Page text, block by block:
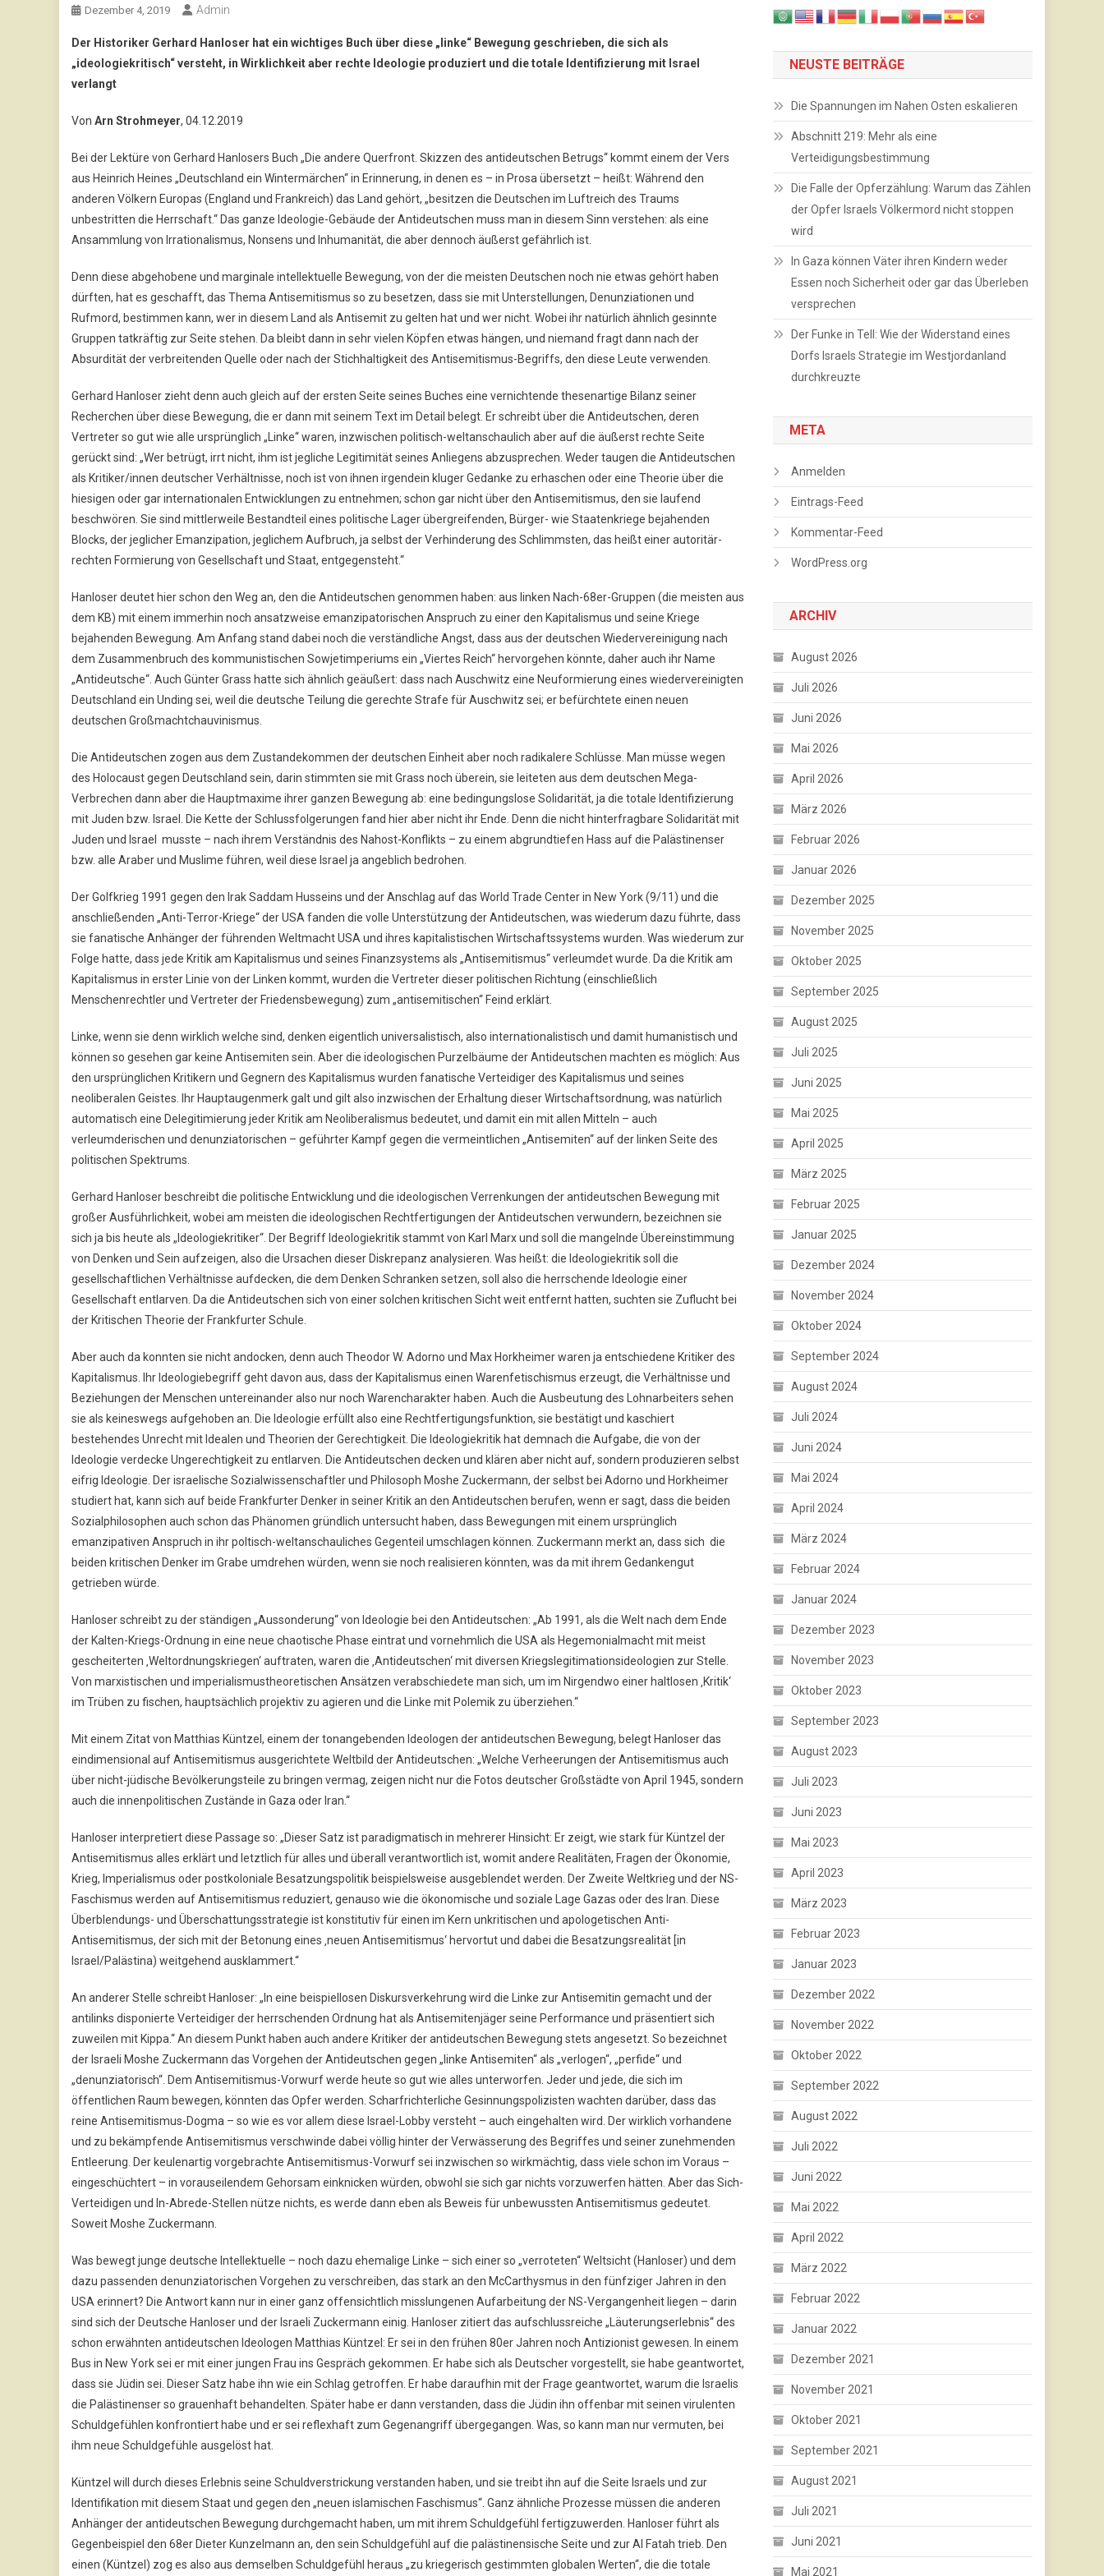
Dezember 4, 2019 Admin
Der Historiker Gerhard Hanloser hat ein wichtiges Buch über diese „linke“ Bewegung geschrieben, die sich als
„ideologiekritisch“ versteht, in Wirklichkeit aber rechte Ideologie produziert und die totale Identifizierung mit Israel
verlangt
Von Arn Strohmeyer, 04.12.2019
Bei der Lektüre von Gerhard Hanlosers Buch „Die andere Querfront. Skizzen des antideutschen Betrugs“ kommt einem der Vers
aus Heinrich Heines „Deutschland ein Wintermärchen“ in Erinnerung, in denen es – in Prosa übersetzt – heißt: Während den
anderen Völkern Europas (England und Frankreich) das Land gehört, „besitzen die Deutschen im Luftreich des Traums
unbestritten die Herrschaft.“ Das ganze Ideologie-Gebäude der Antideutschen muss man in diesem Sinn verstehen: als eine
Ansammlung von Irrationalismus, Nonsens und Inhumanität, die aber dennoch äußerst gefährlich ist.
Denn diese abgehobene und marginale intellektuelle Bewegung, von der die meisten Deutschen noch nie etwas gehört haben
dürften, hat es geschafft, das Thema Antisemitismus so zu besetzen, dass sie mit Unterstellungen, Denunziationen und
Rufmord, bestimmen kann, wer in diesem Land als Antisemit zu gelten hat und wer nicht. Wobei ihr natürlich ähnlich gesinnte
Gruppen tatkräftig zur Seite stehen. Da bleibt dann in sehr vielen Köpfen etwas hängen, und niemand fragt dann nach der
Absurdität der verbreitenden Quelle oder nach der Stichhaltigkeit des Antisemitismus-Begriffs, den diese Leute verwenden.
Gerhard Hanloser zieht denn auch gleich auf der ersten Seite seines Buches eine vernichtende thesenartige Bilanz seiner
Recherchen über diese Bewegung, die er dann mit seinem Text im Detail belegt. Er schreibt über die Antideutschen, deren
Vertreter so gut wie alle ursprünglich „Linke“ waren, inzwischen politisch-weltanschaulich aber auf die äußerst rechte Seite
gerückt sind: „Wer betrügt, irrt nicht, ihm ist jegliche Legitimität seines Anliegens abzusprechen. Weder taugen die Antideutschen
als Kritiker/innen deutscher Verhältnisse, noch ist von ihnen irgendein kluger Gedanke zu erhaschen oder eine Theorie über die
hiesigen oder gar internationalen Entwicklungen zu entnehmen; schon gar nicht über den Antisemitismus, den sie laufend
beschwören. Sie sind mittlerweile Bestandteil eines politische Lager übergreifenden, Bürger- wie Staatenkriege bejahenden
Blocks, der jeglicher Emanzipation, jeglichem Aufbruch, ja selbst der Verhinderung des Schlimmsten, das heißt einer autoritär-
rechten Formierung von Gesellschaft und Staat, entgegensteht.“
Hanloser deutet hier schon den Weg an, den die Antideutschen genommen haben: aus linken Nach-68er-Gruppen (die meisten aus
dem KB) mit einem immerhin noch ansatzweise emanzipatorischen Anspruch zu einer den Kapitalismus und seine Kriege
bejahenden Bewegung. Am Anfang stand dabei noch die verständliche Angst, dass aus der deutschen Wiedervereinigung nach
dem Zusammenbruch des kommunistischen Sowjetimperiums ein „Viertes Reich“ hervorgehen könnte, daher auch ihr Name
„Antideutsche“. Auch Günter Grass hatte sich ähnlich geäußert: dass nach Auschwitz eine Neuformierung eines wiedervereinigten
Deutschland ein Unding sei, weil die deutsche Teilung die gerechte Strafe für Auschwitz sei; er befürchtete einen neuen
deutschen Großmachtchauvinismus.
Die Antideutschen zogen aus dem Zustandekommen der deutschen Einheit aber noch radikalere Schlüsse. Man müsse wegen
des Holocaust gegen Deutschland sein, darin stimmten sie mit Grass noch überein, sie leiteten aus dem deutschen Mega-
Verbrechen dann aber die Hauptmaxime ihrer ganzen Bewegung ab: eine bedingungslose Solidarität, ja die totale Identifizierung
mit Juden bzw. Israel. Die Kette der Schlussfolgerungen fand hier aber nicht ihr Ende. Denn die nicht hinterfragbare Solidarität mit
Juden und Israel musste – nach ihrem Verständnis des Nahost-Konflikts – zu einem abgrundtiefen Hass auf die Palästinenser
bzw. alle Araber und Muslime führen, weil diese Israel ja angeblich bedrohen.
Der Golfkrieg 1991 gegen den Irak Saddam Husseins und der Anschlag auf das World Trade Center in New York (9/11) und die
anschließenden „Anti-Terror-Kriege“ der USA fanden die volle Unterstützung der Antideutschen, was wiederum dazu führte, dass
sie fanatische Anhänger der führenden Weltmacht USA und ihres kapitalistischen Wirtschaftssystems wurden. Was wiederum zur
Folge hatte, dass jede Kritik am Kapitalismus und seines Finanzsystems als „Antisemitismus“ verleumdet wurde. Da die Kritik am
Kapitalismus in erster Linie von der Linken kommt, wurden die Vertreter dieser politischen Richtung (einschließlich
Menschenrechtler und Vertreter der Friedensbewegung) zum „antisemitischen“ Feind erklärt.
Linke, wenn sie denn wirklich welche sind, denken eigentlich universalistisch, also internationalistisch und damit humanistisch und
können so gesehen gar keine Antisemiten sein. Aber die ideologischen Purzelbäume der Antideutschen machten es möglich: Aus
den ursprünglichen Kritikern und Gegnern des Kapitalismus wurden fanatische Verteidiger des Kapitalismus und seines
neoliberalen Geistes. Ihr Hauptaugenmerk galt und gilt also inzwischen der Erhaltung dieser Wirtschaftsordnung, was natürlich
automatisch eine Delegitimierung jeder Kritik am Neoliberalismus bedeutet, und damit ein mit allen Mitteln – auch
verleumderischen und denunziatorischen – geführter Kampf gegen die vermeintlichen „Antisemiten“ auf der linken Seite des
politischen Spektrums.
Gerhard Hanloser beschreibt die politische Entwicklung und die ideologischen Verrenkungen der antideutschen Bewegung mit
großer Ausführlichkeit, wobei am meisten die ideologischen Rechtfertigungen der Antideutschen verwundern, bezeichnen sie
sich ja bis heute als „Ideologiekritiker“. Der Begriff Ideologiekritik stammt von Karl Marx und soll die mangelnde Übereinstimmung
von Denken und Sein aufzeigen, also die Ursachen dieser Diskrepanz analysieren. Was heißt: die Ideologiekritik soll die
gesellschaftlichen Verhältnisse aufdecken, die dem Denken Schranken setzen, soll also die herrschende Ideologie einer
Gesellschaft entlarven. Da die Antideutschen sich von einer solchen kritischen Sicht weit entfernt hatten, suchten sie Zuflucht bei
der Kritischen Theorie der Frankfurter Schule.
Aber auch da konnten sie nicht andocken, denn auch Theodor W. Adorno und Max Horkheimer waren ja entschiedene Kritiker des
Kapitalismus. Ihr Ideologiebegriff geht davon aus, dass der Kapitalismus einen Warenfetischismus erzeugt, die Verhältnisse und
Beziehungen der Menschen untereinander also nur noch Warencharakter haben. Auch die Ausbeutung des Lohnarbeiters sehen
sie als keineswegs aufgehoben an. Die Ideologie erfüllt also eine Rechtfertigungsfunktion, sie bestätigt und kaschiert
bestehendes Unrecht mit Idealen und Theorien der Gerechtigkeit. Die Ideologiekritik hat demnach die Aufgabe, die von der
Ideologie verdecke Ungerechtigkeit zu entlarven. Die Antideutschen decken und klären aber nicht auf, sondern produzieren selbst
eifrig Ideologie. Der israelische Sozialwissenschaftler und Philosoph Moshe Zuckermann, der selbst bei Adorno und Horkheimer
studiert hat, kann sich auf beide Frankfurter Denker in seiner Kritik an den Antideutschen berufen, wenn er sagt, dass die beiden
Sozialphilosophen auch schon das Phänomen gründlich untersucht haben, dass Bewegungen mit einem ursprünglich
emanzipativen Anspruch in ihr poltisch-weltanschauliches Gegenteil umschlagen können. Zuckermann merkt an, dass sich die
beiden kritischen Denker im Grabe umdrehen würden, wenn sie noch realisieren könnten, was da mit ihrem Gedankengut
getrieben würde.
Hanloser schreibt zu der ständigen „Aussonderung“ von Ideologie bei den Antideutschen: „Ab 1991, als die Welt nach dem Ende
der Kalten-Kriegs-Ordnung in eine neue chaotische Phase eintrat und vornehmlich die USA als Hegemonialmacht mit meist
gescheiterten ‚Weltordnungskriegen‘ auftraten, waren die ‚Antideutschen‘ mit diversen Kriegslegitimationsideologien zur Stelle.
Von marxistischen und imperialismustheoretischen Ansätzen verabschiedete man sich, um im Nirgendwo einer haltlosen ‚Kritik‘
im Trüben zu fischen, hauptsächlich projektiv zu agieren und die Linke mit Polemik zu überziehen.“
Mit einem Zitat von Matthias Küntzel, einem der tonangebenden Ideologen der antideutschen Bewegung, belegt Hanloser das
eindimensional auf Antisemitismus ausgerichtete Weltbild der Antideutschen: „Welche Verheerungen der Antisemitismus auch
über nicht-jüdische Bevölkerungsteile zu bringen vermag, zeigen nicht nur die Fotos deutscher Großstädte von April 1945, sondern
auch die innenpolitischen Zustände in Gaza oder Iran.“
Hanloser interpretiert diese Passage so: „Dieser Satz ist paradigmatisch in mehrerer Hinsicht: Er zeigt, wie stark für Küntzel der
Antisemitismus alles erklärt und letztlich für alles und überall verantwortlich ist, womit andere Realitäten, Fragen der Ökonomie,
Krieg, Imperialismus oder postkoloniale Besatzungspolitik beispielsweise ausgeblendet werden. Der Zweite Weltkrieg und der NS-
Faschismus werden auf Antisemitismus reduziert, genauso wie die ökonomische und soziale Lage Gazas oder des Iran. Diese
Überblendungs- und Überschattungsstrategie ist konstitutiv für einen im Kern unkritischen und apologetischen Anti-
Antisemitismus, der sich mit der Betonung eines ‚neuen Antisemitismus‘ hervortut und dabei die Besatzungsrealität [in
Israel/Palästina) weitgehend ausklammert.“
An anderer Stelle schreibt Hanloser: „In eine beispiellosen Diskursverkehrung wird die Linke zur Antisemitin gemacht und der
antilinks disponierte Verteidiger der herrschenden Ordnung hat als Antisemitenjäger seine Performance und präsentiert sich
zuweilen mit Kippa.“ An diesem Punkt haben auch andere Kritiker der antideutschen Bewegung stets angesetzt. So bezeichnet
der Israeli Moshe Zuckermann das Vorgehen der Antideutschen gegen „linke Antisemiten“ als „verlogen“, „perfide“ und
„denunziatorisch“. Dem Antisemitismus-Vorwurf werde heute so gut wie alles unterworfen. Jeder und jede, die sich im
öffentlichen Raum bewegen, könnten das Opfer werden. Scharfrichterliche Gesinnungspolizisten wachten darüber, dass das
reine Antisemitismus-Dogma – so wie es vor allem diese Israel-Lobby versteht – auch eingehalten wird. Der wirklich vorhandene
und zu bekämpfende Antisemitismus verschwinde dabei völlig hinter der Verwässerung des Begriffes und seiner zunehmenden
Entleerung. Der keulenartig vorgebrachte Antisemitismus-Vorwurf sei inzwischen so wirkmächtig, dass viele schon im Voraus –
eingeschüchtert – in vorauseilendem Gehorsam einknicken würden, obwohl sie sich gar nichts vorzuwerfen hätten. Aber das Sich-
Verteidigen und In-Abrede-Stellen nütze nichts, es werde dann eben als Beweis für unbewussten Antisemitismus gedeutet.
Soweit Moshe Zuckermann.
Was bewegt junge deutsche Intellektuelle – noch dazu ehemalige Linke – sich einer so „verroteten“ Weltsicht (Hanloser) und dem
dazu passenden denunziatorischen Vorgehen zu verschreiben, das stark an den McCarthysmus in den fünfziger Jahren in den
USA erinnert? Die Antwort kann nur in einer ganz offensichtlich misslungenen Aufarbeitung der NS-Vergangenheit liegen – darin
sind sich der Deutsche Hanloser und der Israeli Zuckermann einig. Hanloser zitiert das aufschlussreiche „Läuterungserlebnis“ des
schon erwähnten antideutschen Ideologen Matthias Küntzel: Er sei in den frühen 80er Jahren noch Antizionist gewesen. In einem
Bus in New York sei er mit einer jungen Frau ins Gespräch gekommen. Er habe sich als Deutscher vorgestellt, sie habe geantwortet,
dass sie Jüdin sei. Dieser Satz habe ihn wie ein Schlag getroffen. Er habe daraufhin mit der Frage geantwortet, warum die Israelis
die Palästinenser so grauenhaft behandelten. Später habe er dann verstanden, dass die Jüdin ihn offenbar mit seinen virulenten
Schuldgefühlen konfrontiert habe und er sei reflexhaft zum Gegenangriff übergegangen. Was, so kann man nur vermuten, bei
ihm neue Schuldgefühle ausgelöst hat.
Küntzel will durch dieses Erlebnis seine Schuldverstrickung verstanden haben, und sie treibt ihn auf die Seite Israels und zur
Identifikation mit diesem Staat und gegen den „neuen islamischen Faschismus“. Ganz ähnliche Prozesse müssen die anderen
Anhänger der antideutschen Bewegung durchgemacht haben, um mit ihrem Schuldgefühl fertigzuwerden. Hanloser führt als
Gegenbeispiel den 68er Dieter Kunzelmann an, den sein Schuldgefühl auf die palästinensische Seite und zur Al Fatah trieb. Den
einen (Küntzel) zog es also aus demselben Schuldgefühl heraus „zu kriegerisch gestimmten globalen Werten“, die die totale
NEUSTE BEITRÄGE
Die Spannungen im Nahen Osten eskalieren
Abschnitt 219: Mehr als eine
Verteidigungsbestimmung
Die Falle der Opferzählung: Warum das Zählen
der Opfer Israels Völkermord nicht stoppen
wird
In Gaza können Väter ihren Kindern weder
Essen noch Sicherheit oder gar das Überleben
versprechen
Der Funke in Tell: Wie der Widerstand eines
Dorfs Israels Strategie im Westjordanland
durchkreuzte
META
Anmelden
Eintrags-Feed
Kommentar-Feed
WordPress.org
ARCHIV
August 2026
Juli 2026
Juni 2026
Mai 2026
April 2026
März 2026
Februar 2026
Januar 2026
Dezember 2025
November 2025
Oktober 2025
September 2025
August 2025
Juli 2025
Juni 2025
Mai 2025
April 2025
März 2025
Februar 2025
Januar 2025
Dezember 2024
November 2024
Oktober 2024
September 2024
August 2024
Juli 2024
Juni 2024
Mai 2024
April 2024
März 2024
Februar 2024
Januar 2024
Dezember 2023
November 2023
Oktober 2023
September 2023
August 2023
Juli 2023
Juni 2023
Mai 2023
April 2023
März 2023
Februar 2023
Januar 2023
Dezember 2022
November 2022
Oktober 2022
September 2022
August 2022
Juli 2022
Juni 2022
Mai 2022
April 2022
März 2022
Februar 2022
Januar 2022
Dezember 2021
November 2021
Oktober 2021
September 2021
August 2021
Juli 2021
Juni 2021
Mai 2021